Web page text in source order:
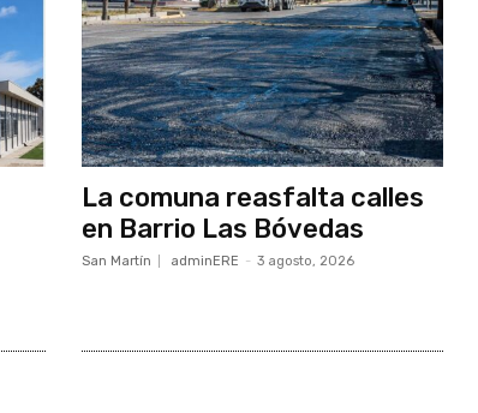
La comuna reasfalta calles
en Barrio Las Bóvedas
San Martín adminERE - 3 agosto, 2026